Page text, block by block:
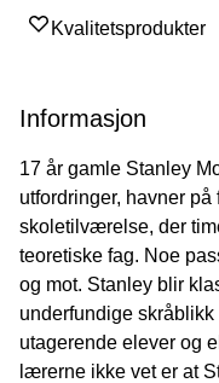
Kvalitetsprodukter
Informasjon
17 år gamle Stanley
utfordringer, havner
skoletilværelse, der
teoretiske fag. Noe
og mot. Stanley blir
underfundige
utagerende elever og
lærerne ikke vet er at